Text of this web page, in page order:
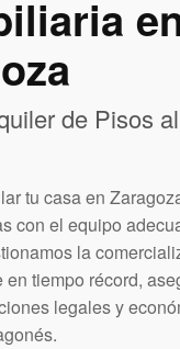
de Pisos
tu casa en
con el equipo
la
en tiempo récord,
legales y